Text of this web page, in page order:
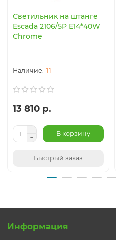
Светильник на штанге
Escada 2106/5P E14*40W
Chrome
11
13 810 р.
В корзину
Быстрый заказ
Информация